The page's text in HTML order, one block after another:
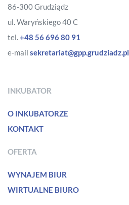
86-300 Grudziądz
ul. Waryńskiego 40 C
tel.+48 56 696 80 91
e-mail sekretariat@gpp.grudziadz.pl
INKUBATOR
O INKUBATORZE
KONTAKT
OFERTA
WYNAJEM BIUR
WIRTUALNE BIURO